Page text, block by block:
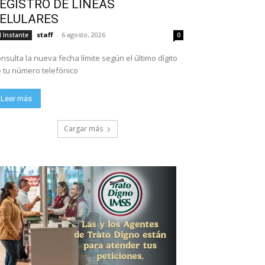
DE LÍNEAS
Instante staff - 6 agosto, 2026 0
la nueva fecha límite según el último dígito
tu número telefónico
Leer más
Cargar más